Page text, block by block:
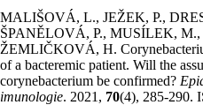
MALIŠOVÁ, L., JEŽEK, P.,
ŠPANĚLOVÁ, P., MUSÍLEK,
ŽEMLIČKOVÁ, H.
of a bacteremic patient. Will the
corynebacterium be confirmed?
imunologie. 2021, 70(4), 285-290.